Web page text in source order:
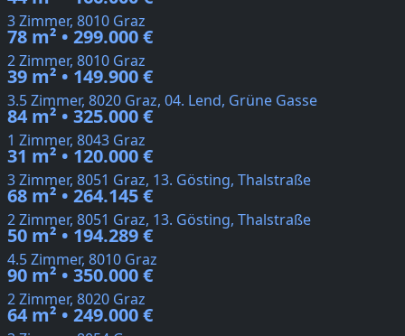
3 Zimmer, 8010 Graz
78 m² • 299.000 €
2 Zimmer, 8010 Graz
39 m² • 149.900 €
3.5 Zimmer, 8020 Graz, 04. Lend, Grüne Gasse
84 m² • 325.000 €
1 Zimmer, 8043 Graz
31 m² • 120.000 €
3 Zimmer, 8051 Graz, 13. Gösting, Thalstraße
68 m² • 264.145 €
2 Zimmer, 8051 Graz, 13. Gösting, Thalstraße
50 m² • 194.289 €
4.5 Zimmer, 8010 Graz
90 m² • 350.000 €
2 Zimmer, 8020 Graz
64 m² • 249.000 €